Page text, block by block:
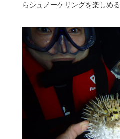
らシュノーケリングを楽しめる